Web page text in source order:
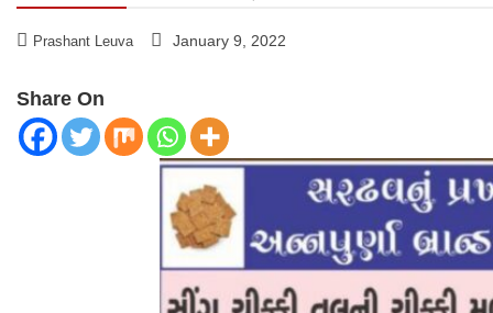
Prashant Leuva January 9, 2022
Share On